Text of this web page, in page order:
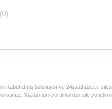
(0)
kabul etmiş bulunuyor ve 24saathaber.tr
Yazılan tüm yorumlardan site